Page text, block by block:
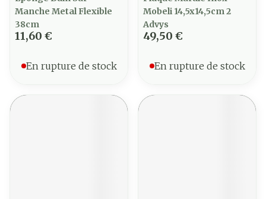
Manche Metal Flexible
38cm
11,60 €
En rupture de stock
Mobeli 14,5x14,5cm 2
Advys
49,50 €
En rupture de stock